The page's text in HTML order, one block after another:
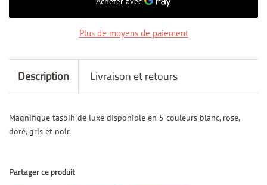
Plus de moyens de paiement
Description Livraison et retours
Magnifique tasbih de luxe disponible en 5 couleurs blanc, rose,
doré, gris et noir.
Partager ce produit